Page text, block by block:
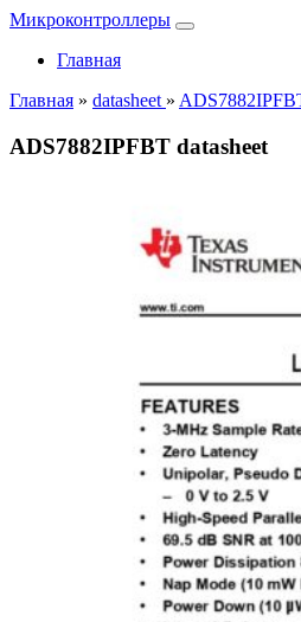
Микроконтроллеры
Главная
Главная » datasheet »
ADS7882IPFBT datasheet